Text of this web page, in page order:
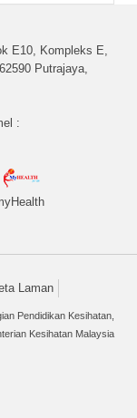
E10, Kompleks E,
Putrajaya,
:
Laman
Pendidikan Kesihatan,
Kesihatan Malaysia